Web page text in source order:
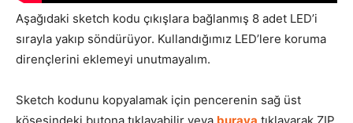
Aşağıdaki sketch kodu çıkışlara bağlanmış 8 adet LED’i
sırayla yakıp söndürüyor. Kullandığımız LED’lere koruma
dirençlerini eklemeyi unutmayalım.
Sketch kodunu kopyalamak için pencerenin sağ üst